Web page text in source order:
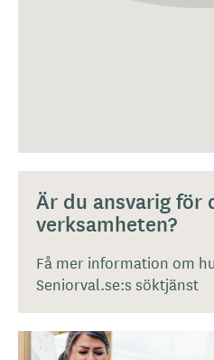
Är du ansvarig för
verksamheten?
Få mer information om
Seniorval.se:s söktjänst